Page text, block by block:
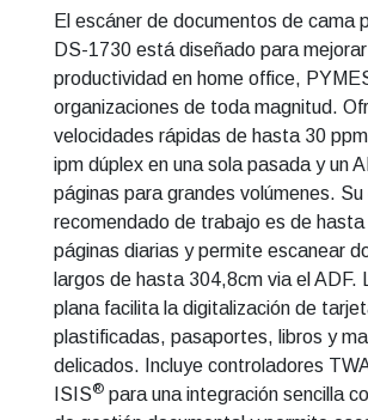
El escáner de documentos de cama
DS-1730 está diseñado para
productividad en home office,
organizaciones de toda magnitud.
velocidades rápidas de hasta 30
ipm dúplex en una sola pasada y un
páginas para grandes volúmenes. Su
recomendado de trabajo es de
páginas diarias y permite escanear
largos de hasta 304,8cm via el ADF.
plana facilita la digitalización de
plastificadas, pasaportes, libros y
delicados. Incluye controladores
ISIS®para una integración sencilla